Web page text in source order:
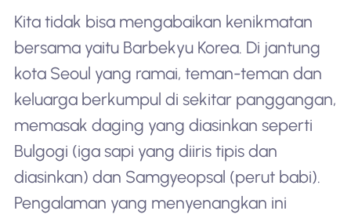
Kita tidak bisa mengabaikan kenikmatan
bersama yaitu Barbekyu Korea. Di jantung
kota Seoul yang ramai, teman-teman dan
keluarga berkumpul di sekitar panggangan,
memasak daging yang diasinkan seperti
Bulgogi (iga sapi yang diiris tipis dan
diasinkan) dan Samgyeopsal (perut babi).
Pengalaman yang menyenangkan ini